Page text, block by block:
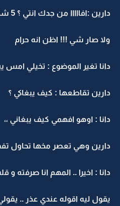
:افااااا من جدك انتي ؟ 5 شهور متزوجين
صار شي !!! اظن انه حرام
تغير الموضوع : تخيلي امس
تقاطعها : كيف يبغاكي ؟
: اوهو افهمي كيف يبغاني ،،
وهي تعصر مخها تحاول تفهم ..:
: اخيرا .. المهم انا صرفته و قلت
ليه اقوله عندي عذر .. يقولي